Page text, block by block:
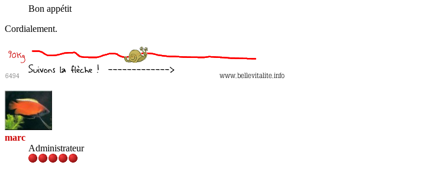
Bon appétit
Cordialement.
marc
Administrateur